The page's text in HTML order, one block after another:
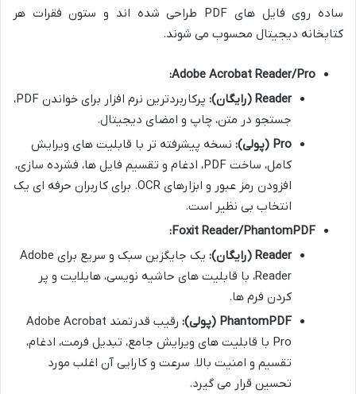
ساده روی فایل های PDF طراحی شده اند و ستون فقرات هر
کتابخانه دیجیتال محسوب می شوند.
Adobe Acrobat Reader/Pro:
Reader (رایگان):
پرکاربردترین نرم افزار برای خواندن PDF،
جستجو در متن، چاپ و امضای دیجیتال.
Pro (پولی):
نسخه پیشرفته تر با قابلیت های ویرایش
کامل، ساخت PDF، ادغام و تقسیم فایل ها، فشرده سازی،
افزودن رمز عبور و ابزارهای OCR. برای کاربران حرفه ای یک
انتخاب بی نظیر است.
Foxit Reader/PhantomPDF:
Reader (رایگان):
یک جایگزین سبک و سریع برای Adobe
Reader، با قابلیت های حاشیه نویسی، هایلایت و پر
کردن فرم ها.
PhantomPDF (پولی):
رقیب قدرتمند Adobe Acrobat
Pro با قابلیت های ویرایش جامع، تبدیل فرمت، ادغام،
تقسیم و امنیت بالا. سرعت و کارایی آن اغلب مورد
تحسین قرار می گیرد.